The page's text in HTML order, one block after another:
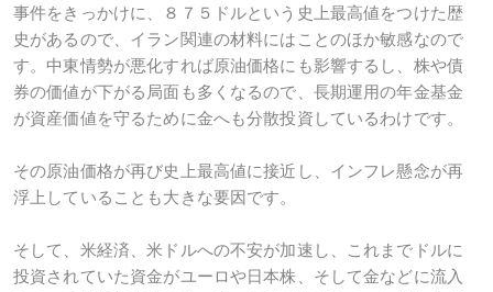
事件をきっかけに、８７５ドルという史上最高値をつけた歴
史があるので、イラン関連の材料にはことのほか敏感なので
す。中東情勢が悪化すれば原油価格にも影響するし、株や債
券の価値が下がる局面も多くなるので、長期運用の年金基金
が資産価値を守るために金へも分散投資しているわけです。
その原油価格が再び史上最高値に接近し、インフレ懸念が再
浮上していることも大きな要因です。
そして、米経済、米ドルへの不安が加速し、これまでドルに
投資されていた資金がユーロや日本株、そして金などに流入